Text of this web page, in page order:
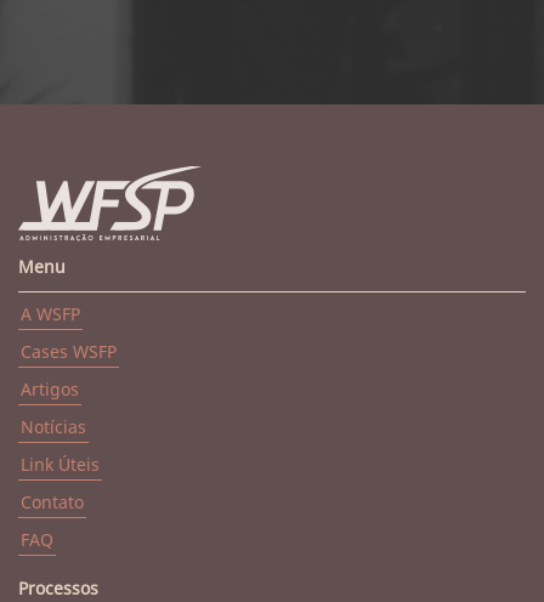
Menu
A WSFP
Cases WSFP
Artigos
Notícias
Link Úteis
Contato
FAQ
Processos